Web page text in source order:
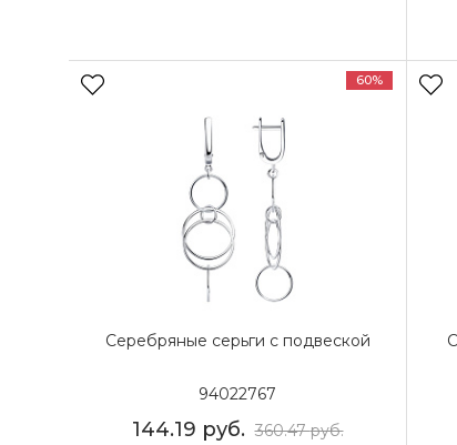
60%
Серебряные серьги с подвеской
94022767
144.19 руб. 360.47руб.